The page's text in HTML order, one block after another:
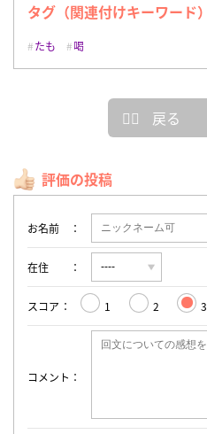
タグ（関連付けキーワード）
たも 喝
戻る
評価の投稿
お名前
在住
スコア 1 2 3
コメント